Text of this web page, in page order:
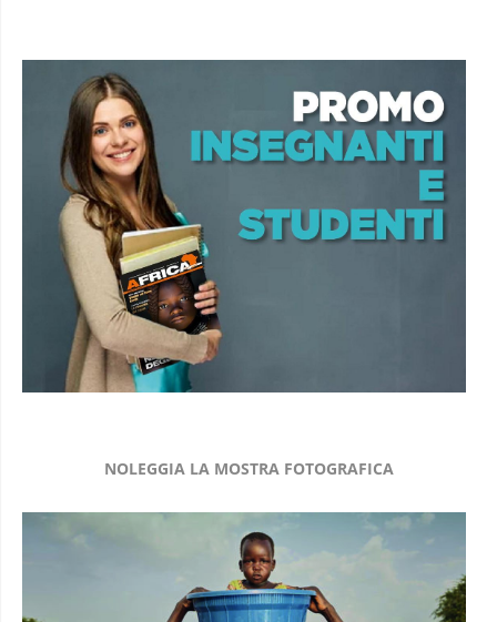
NOLEGGIA LA MOSTRA FOTOGRAFICA